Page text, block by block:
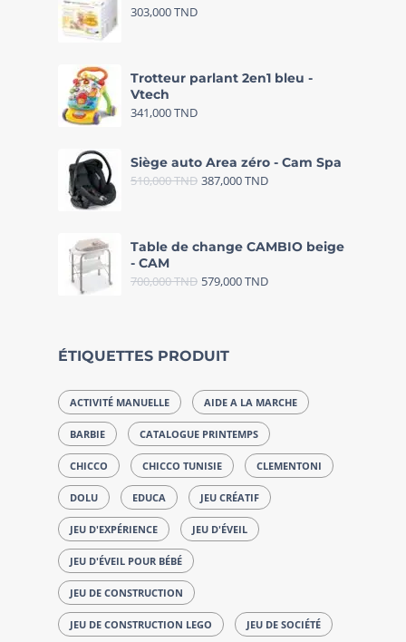
303,000TND
Trotteur parlant 2en1 bleu -
Vtech
341,000TND
Siège auto Area zéro - Cam Spa
510,000TND 387,000TND
Table de change CAMBIO beige
- CAM
700,000TND 579,000TND
ÉTIQUETTES PRODUIT
ACTIVITÉ MANUELLE AIDE A LA MARCHE
BARBIE CATALOGUE PRINTEMPS
CHICCO CHICCO TUNISIE CLEMENTONI
DOLU EDUCA JEU CRÉATIF
JEU D'EXPÉRIENCE JEU D'ÉVEIL
JEU D'ÉVEIL POUR BÉBÉ
JEU DE CONSTRUCTION
JEU DE CONSTRUCTION LEGO JEU DE SOCIÉTÉ